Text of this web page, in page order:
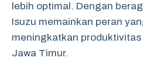
lebih optimal. Dengan
Isuzu memainkan peran
meningkatkan
Jawa Timur.